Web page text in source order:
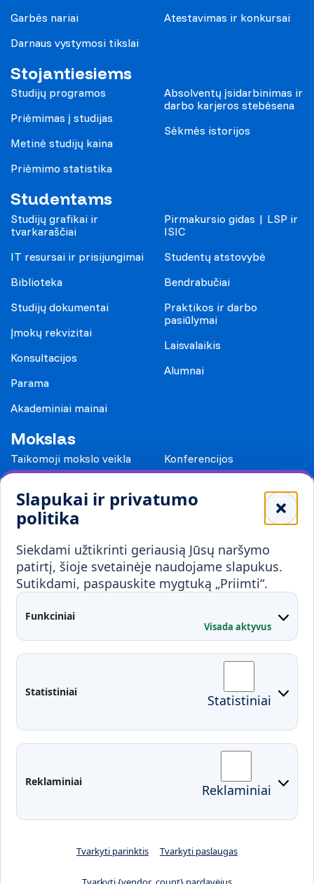
Slapukai ir privatumo
politika
Siekdami užtikrinti geriausią Jūsų naršymo
patirtį, šioje svetainėje naudojame slapukus.
Sutikdami, paspauskite mygtuką „Priimti“.
Funkciniai
Visada aktyvus
Statistiniai Statistiniai
Reklaminiai Reklaminiai
Tvarkyti parinktis Tvarkyti paslaugas
Garbės nariai
Darnaus vystymosi tikslai
Atestavimas ir konkursai
Stojantiesiems
Studijų programos
Priėmimas į studijas
Metinė studijų kaina
Priėmimo statistika
Absolventų įsidarbinimas ir
darbo karjeros stebėsena
Sėkmės istorijos
Studentams
Studijų grafikai ir
tvarkaraščiai
IT resursai ir prisijungimai
Biblioteka
Studijų dokumentai
Įmokų rekvizitai
Konsultacijos
Parama
Akademiniai mainai
Pirmakursio gidas | LSP ir
ISIC
Studentų atstovybė
Bendrabučiai
Praktikos ir darbo
pasiūlymai
Laisvalaikis
Alumnai
Mokslas
Taikomoji mokslo veikla
Konferencijos
Mokykloms
Visuomenei ir verslui
Mokymai ir konsultavimas
Partnerystės
Karjera
Kontaktai
Administracija
Fakultetai
Studentų atstovybė
Moodle
EDINA
Pasirengimas ekstremaliai